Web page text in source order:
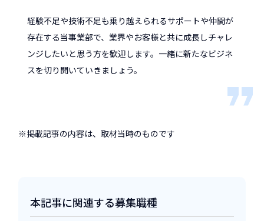
経験不足や技術不足も乗り越えられるサポートや仲間が
存在する当事業部で、業界やお客様と共に成長しチャレ
ンジしたいと思う方を歓迎します。一緒に新たなビジネ
スを切り開いていきましょう。
※掲載記事の内容は、取材当時のものです
本記事に関連する募集職種